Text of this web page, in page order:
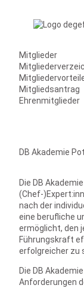
Mitglieder
Mitgliedsantrag
Ehrenmitglieder
DB Akademie
Die DB
(Chef-
nach der
eine berufliche
ermöglicht, den
Führungskraft
erfolgreicher zu
Die DB
Anforderungen